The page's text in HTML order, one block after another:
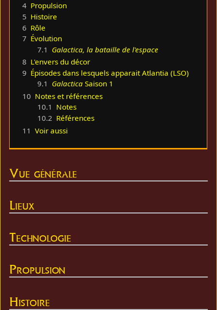
4 Propulsion
5 Histoire
6 Rôle
7 Évolution
7.1 Galactica, la bataille de l'espace
8 L'envers du décor
9 Épisodes dans lesquels apparait Atlantia (LSO)
9.1 GalacticaSaison 1
10 Notes et références
10.1 Notes
10.2 Références
11 Voir aussi
Vue générale
Lieux
Technologie
Propulsion
Histoire